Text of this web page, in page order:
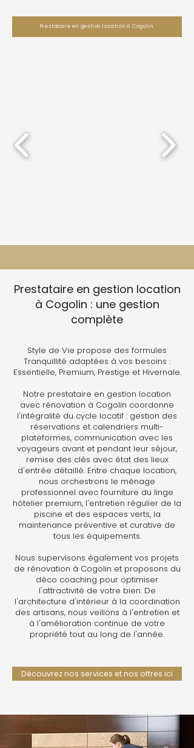
Prestataire en gestion location à Cogolin
Prestataire en gestion location
à Cogolin : une gestion
complète
Style de Vie propose des formules
Tranquillité adaptées à vos besoins :
Essentielle, Premium, Prestige et Hivernale.
Notre prestataire en gestion location
avec rénovation à Cogolin coordonne
l'intégralité du cycle locatif : gestion des
réservations et calendriers multi-
plateformes, communication avec les
voyageurs avant et pendant leur séjour,
remise des clés avec état des lieux
d'entrée détaillé. Entre chaque location,
nous orchestrons le ménage
professionnel avec fourniture du linge
hôtelier premium, l'entretien régulier de la
piscine et des espaces verts, la
maintenance préventive et curative de
tous les équipements.
Nous supervisons également vos projets
de rénovation à Cogolin et proposons du
déco coaching pour optimiser
l'attractivité de votre bien. De
l'architecture d'intérieur à la coordination
des artisans, nous veillons à l'entretien et
à l'amélioration continue de votre
propriété tout au long de l'année.
Découvrez nos services et nos offres ici